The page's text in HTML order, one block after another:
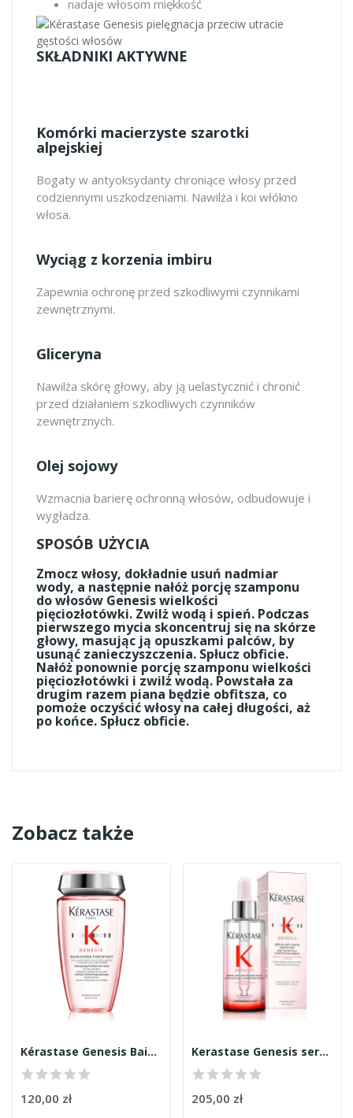
nadaje włosom miękkość
SKŁADNIKI AKTYWNE
Komórki macierzyste szarotki
alpejskiej
Bogaty w antyoksydanty chroniące włosy przed
codziennymi uszkodzeniami. Nawilża i koi włókno
włosa.
Wyciąg z korzenia imbiru
Zapewnia ochronę przed szkodliwymi czynnikami
zewnętrznymi.
Gliceryna
Nawilża skórę głowy, aby ją uelastycznić i chronić
przed działaniem szkodliwych czynników
zewnętrznych.
Olej sojowy
Wzmacnia barierę ochronną włosów, odbudowuje i
wygładza.
SPOSÓB UŻYCIA
Zmocz włosy, dokładnie usuń nadmiar
wody, a następnie nałóż porcję szamponu
do włosów Genesis wielkości
pięciozłotówki. Zwilż wodą i spień. Podczas
pierwszego mycia skoncentruj się na skórze
głowy, masując ją opuszkami palców, by
usunąć zanieczyszczenia. Spłucz obficie.
Nałóż ponownie porcję szamponu wielkości
pięciozłotówki i zwilż wodą. Powstała za
drugim razem piana będzie obfitsza, co
pomoże oczyścić włosy na całej długości, aż
po końce. Spłucz obficie.
Zobacz także
Kérastase Genesis Bain Hydra-Fortifiant kąpiel...
120,00 zł
Kerastase Genesis serum wzmacniające 90ml
205,00 zł